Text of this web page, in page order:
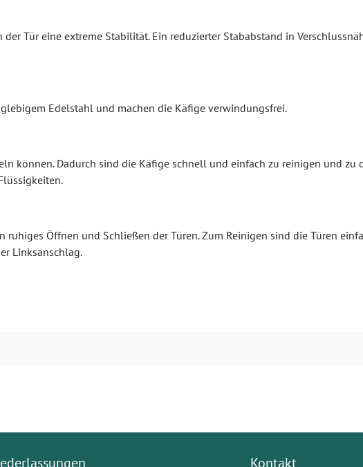
Tür eine extreme Stabilität. Ein reduzierter Stababstand in
Edelstahl und machen die Käfige verwindungsfrei.
können. Dadurch sind die Käfige schnell und einfach zu reinigen und zu
Öffnen und Schließen der Türen. Zum Reinigen sind die Türen
Linksanschlag.
Kontakt